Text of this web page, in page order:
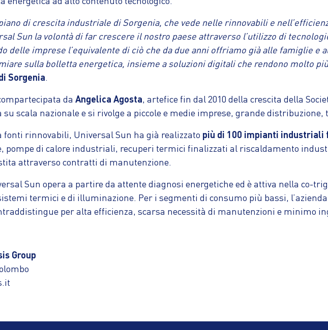
di crescita industriale di Sorgenia, che vede nelle rinnovabili e
Sun la volontà di far crescere il nostro paese attraverso l’utilizzo di
delle imprese l’equivalente di ciò che da due anni offriamo già alle famiglie e
sulla bolletta energetica, insieme a soluzioni digitali che rendono molto
Sorgenia.
da Angelica Agosta, artefice fin dal 2010 della crescita della
scala nazionale e si rivolge a piccole e medie imprese, grande
rinnovabili, Universal Sun ha già realizzato più di 100 impianti
pompe di calore industriali, recuperi termici finalizzati al riscaldamento
attraverso contratti di manutenzione.
Sun opera a partire da attente diagnosi energetiche ed è attiva nella co-
termici e di illuminazione. Per i segmenti di consumo più bassi,
per alta efficienza, scarsa necessità di manutenzioni e minimo
Group